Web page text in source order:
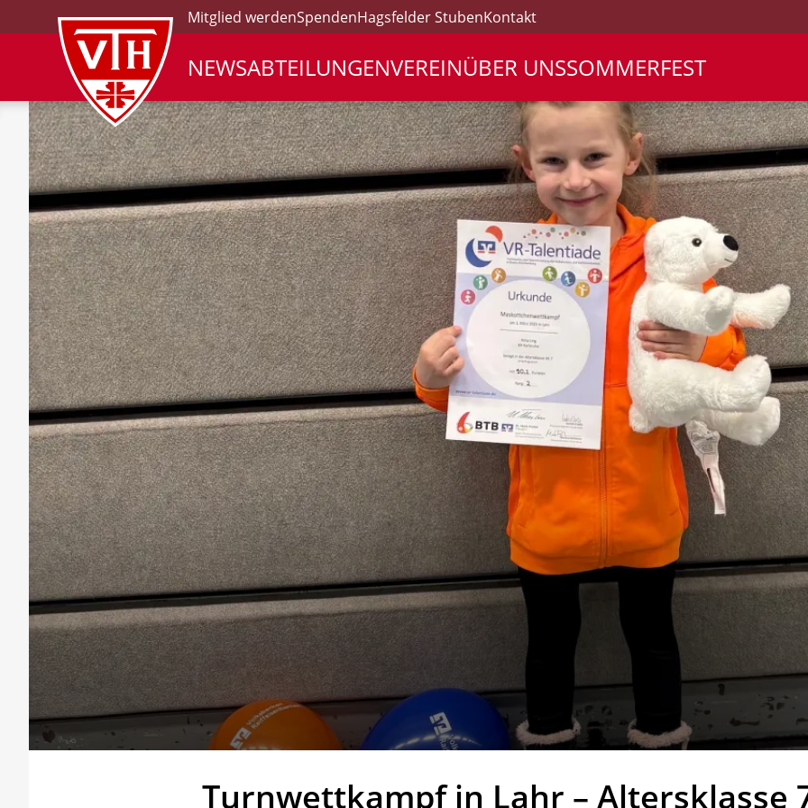
VTH Logo
Mitglied werdenSpendenHagsfelder StubenKontakt
NEWSABTEILUNGENVEREINÜBER UNSSOMMERFEST
Turnwettkampf in Lahr – Altersklasse